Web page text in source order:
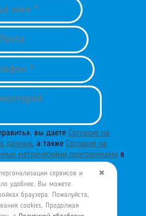
вы даете Согласие на
данных, а такжеСогласие на
метрическими программамив
обработки персональных
данных. ✖
сервисов и
удобнее. Вы можете
браузера. Пожалуйста,
cookies. Продолжая